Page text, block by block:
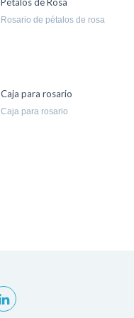
rosario de pétalos de rosa
Caja para rosario
caja para rosario